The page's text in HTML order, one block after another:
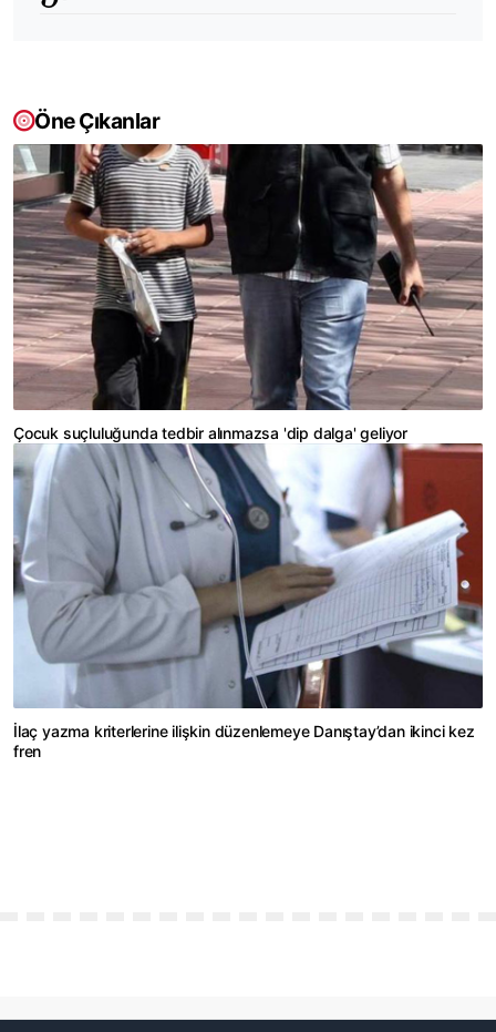
Öne Çıkanlar
Çocuk suçluluğunda tedbir alınmazsa 'dip dalga' geliyor
İlaç yazma kriterlerine ilişkin düzenlemeye Danıştay’dan ikinci kez
fren